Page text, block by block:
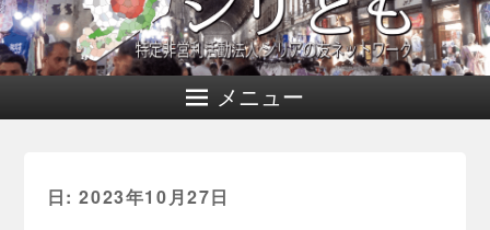
メニュー
日:2023年10月27日